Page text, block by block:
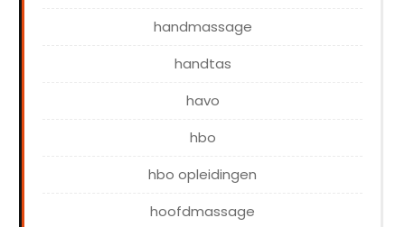
handmassage
handtas
havo
hbo
hbo opleidingen
hoofdmassage